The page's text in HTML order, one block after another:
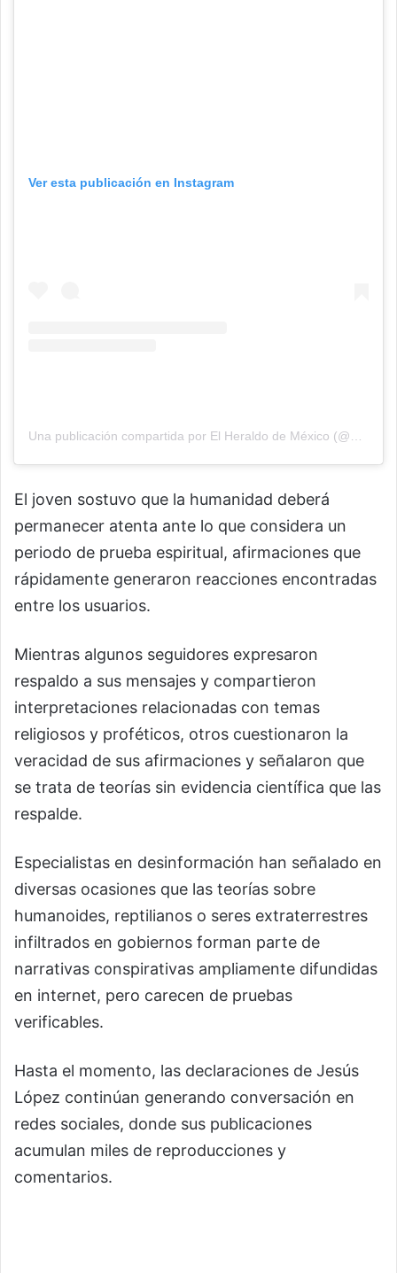
Ver esta publicación en Instagram
El joven sostuvo que la humanidad deberá
permanecer atenta ante lo que considera un
periodo de prueba espiritual, afirmaciones que
rápidamente generaron reacciones encontradas
entre los usuarios.
Mientras algunos seguidores expresaron
respaldo a sus mensajes y compartieron
interpretaciones relacionadas con temas
religiosos y proféticos, otros cuestionaron la
veracidad de sus afirmaciones y señalaron que
se trata de teorías sin evidencia científica que las
respalde.
Especialistas en desinformación han señalado en
diversas ocasiones que las teorías sobre
humanoides, reptilianos o seres extraterrestres
infiltrados en gobiernos forman parte de
narrativas conspirativas ampliamente difundidas
en internet, pero carecen de pruebas
verificables.
Hasta el momento, las declaraciones de Jesús
López continúan generando conversación en
redes sociales, donde sus publicaciones
acumulan miles de reproducciones y
comentarios.